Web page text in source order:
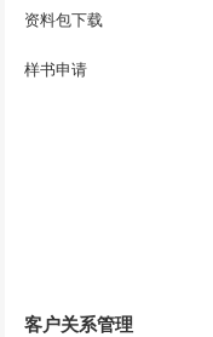
资料包下载
样书申请
客户关系管理